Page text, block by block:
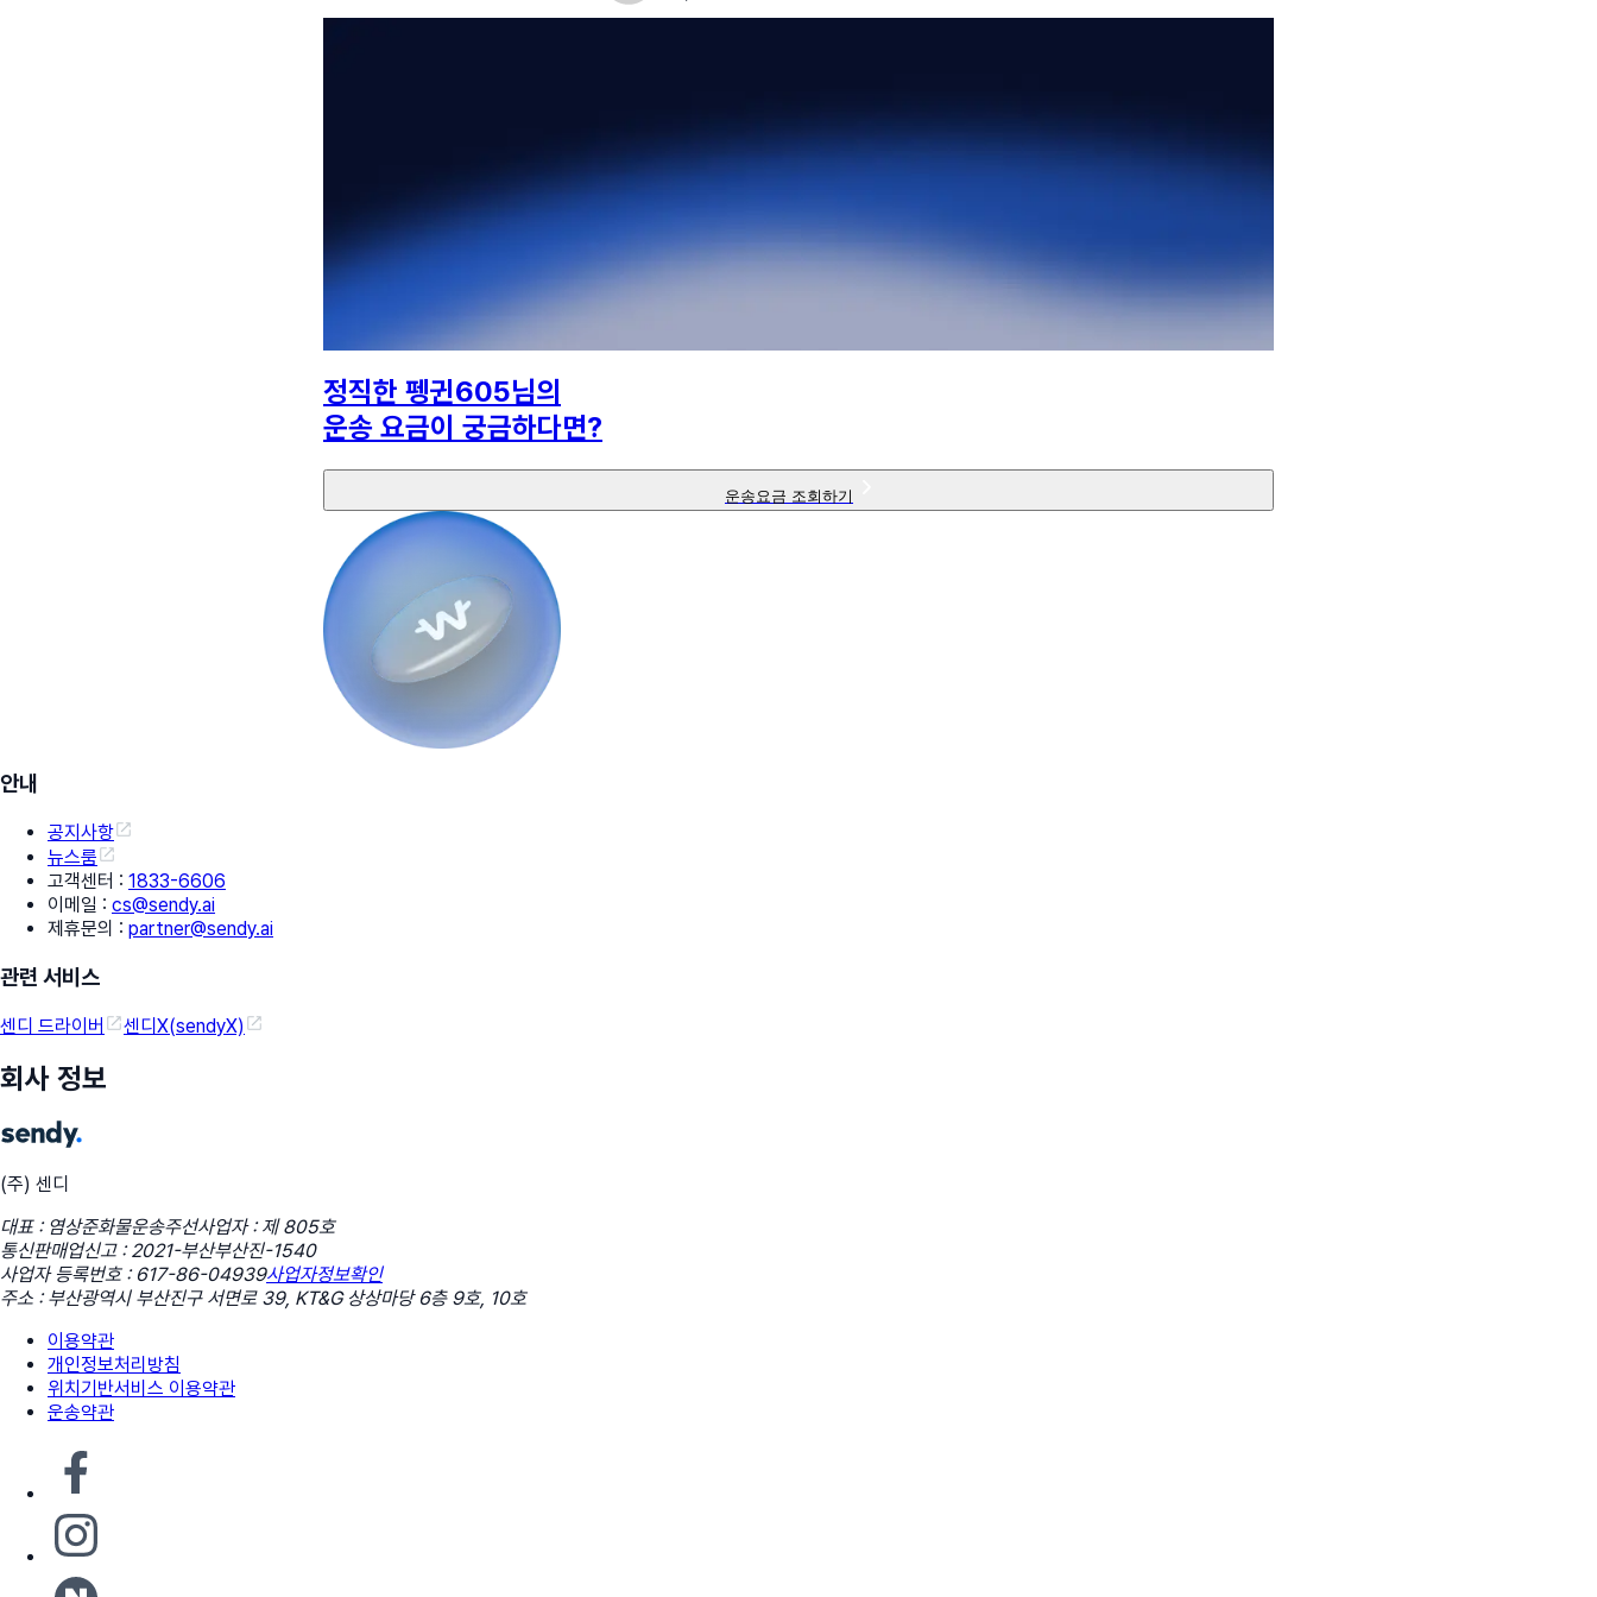
정직한 펭귄605님의
운송 요금이 궁금하다면?
운송요금 조회하기
안내
공지사항
뉴스룸
고객센터 : 1833-6606
이메일 : cs@sendy.ai
제휴문의 : partner@sendy.ai
관련 서비스
센디 드라이버 센디X(sendyX)
회사 정보
(주) 센디
대표 : 염상준화물운송주선사업자 : 제 805호
통신판매업신고 : 2021-부산부산진-1540
사업자 등록번호 : 617-86-04939사업자정보확인
주소 : 부산광역시 부산진구 서면로 39, KT&G 상상마당 6층 9호, 10호
이용약관
개인정보처리방침
위치기반서비스 이용약관
운송약관